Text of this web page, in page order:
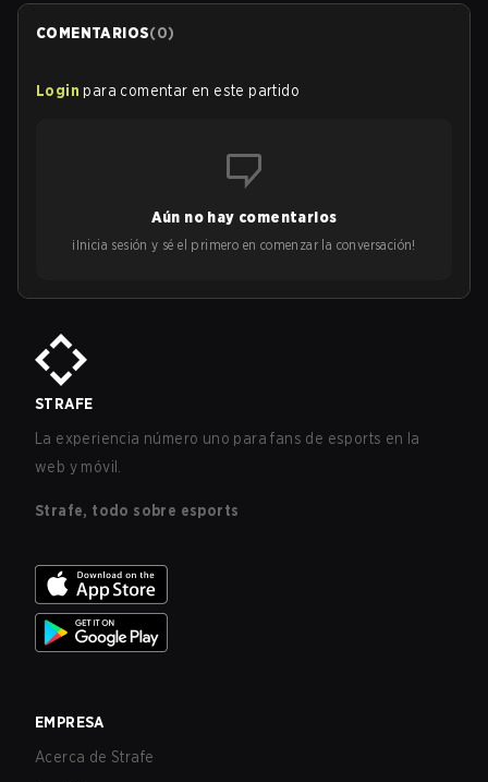
COMENTARIOS(0)
Login para comentar en este partido
Aún no hay comentarios
¡Inicia sesión y sé el primero en comenzar la conversación!
STRAFE
La experiencia número uno para fans de esports en la
web y móvil.
Strafe, todo sobre esports
EMPRESA
Acerca de Strafe